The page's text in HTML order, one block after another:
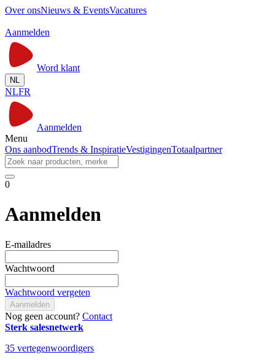
Over onsNieuws & EventsVacatures
Aanmelden
Word klant
NL
NLFR
Aanmelden
Menu
Ons aanbodTrends & InspiratieVestigingenTotaalpartner
0
Aanmelden
E-mailadres
Wachtwoord
Wachtwoord vergeten
Aanmelden
Nog geen account? Contact
Sterk salesnetwerk
35 vertegenwoordigers